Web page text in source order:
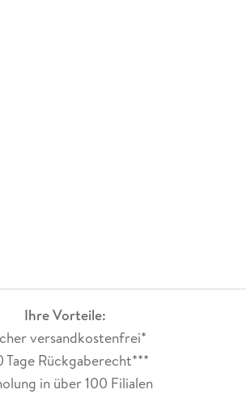
Ihre Vorteile:
versandkostenfrei*
Tage Rückgaberecht***
in über 100 Filialen